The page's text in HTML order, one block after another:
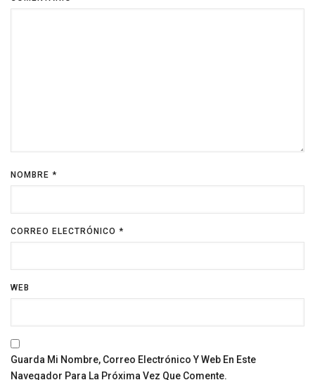
NOMBRE *
CORREO ELECTRÓNICO *
WEB
Guarda Mi Nombre, Correo Electrónico Y Web En Este
Navegador Para La Próxima Vez Que Comente.